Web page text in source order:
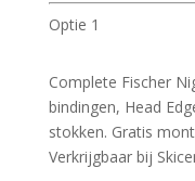
Optie 1
Complete Fischer
bindingen, Head
stokken. Gratis
Verkrijgbaar bij